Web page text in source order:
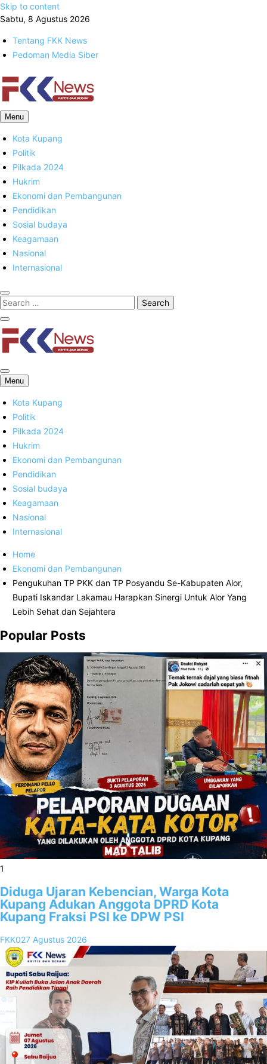
Skip to content
Sabtu, 8 Agustus 2026
Tentang FKK News
Pedoman Media Siber
FKK News
Menu
Kota Kupang
Politik
Pilkada 2024
Hukrim
Ekonomi dan Pembangunan
Pendidikan
Sosial budaya
Keagamaan
Nasional
Internasional
FKK News
Menu
Kota Kupang
Politik
Pilkada 2024
Hukrim
Ekonomi dan Pembangunan
Pendidikan
Sosial budaya
Keagamaan
Nasional
Internasional
Home
Ekonomi dan Pembangunan
Pengukuhan TP PKK dan TP Posyandu Se-Kabupaten Alor,
Bupati Iskandar Lakamau Harapkan Sinergi Untuk Alor Yang
Lebih Sehat dan Sejahtera
Popular Posts
1
Diduga Ujaran Kebencian, Warga Kota
Kupang Adukan Anggota DPRD Kota
Kupang Fraksi PSI ke DPW PSI
FKK027 Agustus 2026